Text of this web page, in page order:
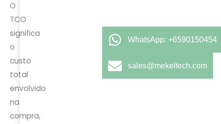
O
TCO
significa
o
custo
total
envolvido
na
compra,
WhatsApp: +6590150454
sales@mekeltech.com